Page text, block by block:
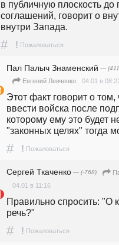
в публичную плоскость
соглашений, говорит о
внутри Запада.
# ! Пожаловаться
Пал Палыч Знаменский —
Евгений Левченко 04.01 в
Этот факт говорит о том,
ввести войска после
которому ему это будет
"законных целях" тогда
# ! Пожаловаться
Сергей Ткаченко — (-768)
04.01 в 11:16
Правильно спросить: "О
речь?"
# ! Пожаловаться